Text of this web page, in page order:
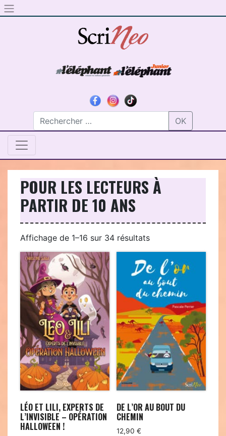
OK
POUR LES LECTEURS À
PARTIR DE 10 ANS
Affichage de 1–16 sur 34 résultatsTrié
du
plus
récent
au
plus
ancien
LÉO ET LILI, EXPERTS DE
L’INVISIBLE – OPÉRATION
HALLOWEEN !
DE L’OR AU BOUT DU
CHEMIN
12,90€